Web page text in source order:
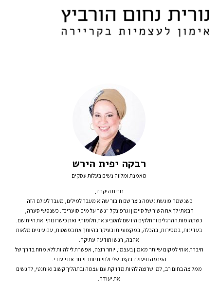
רבקה יפית הירש
מאמנת ומלווה נשים בעלות עסקים
נורית היקרה,
כשנשמה פוגשת נשמה נוצר שם חיבור שהוא מעבר למילים, מעבר לעולם הזה.
הבאתי לך את השיר של סיימון וגרפונקל “גשר על מים סוערים”. כשנפשי סערה,
כשתהומות ההרגלים והחלקים היו שם להטביע את חלומותיי ואת כישרונותיי את היית שם.
בעדינות, במסירות, בהכלה, במקצועיות ובעיקר בהיותך את בפשטות, עם עיניים מלאות
אהבה, רגש ותודעה עתיקה.
חיברת אותי למקום שיותר מאמין בעצמו, יותר רוצה, אפשרת לי להיות ללא מתח בדרך של
הפנמה ופעולה בקצב שלי ולחיות יותר ויותר את ייעודי.
ממליצה בחום רב, למי שרוצה להיות מדויקת עם עצמה ובתהליך קשוב ואותנטי, להגשים
את יעודה.